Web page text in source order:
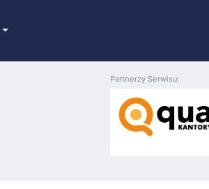
Partnerzy Serwisu: